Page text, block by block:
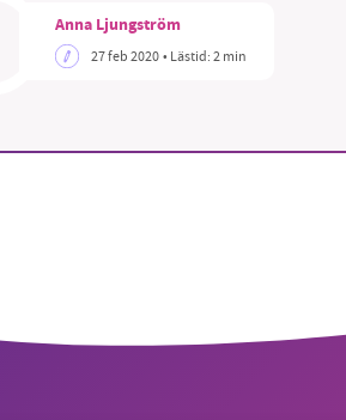
Anna Ljungström
27 feb 2020• Lästid:2 min